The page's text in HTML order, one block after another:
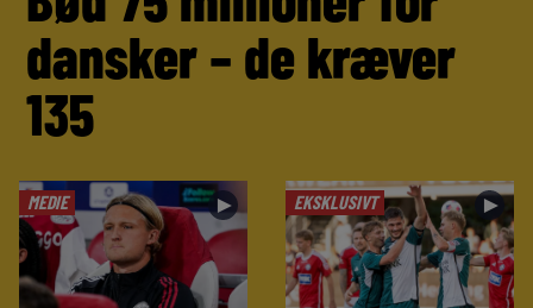
dansker – de kræver
135
MEDIE ► EKSKLUSIVT ►